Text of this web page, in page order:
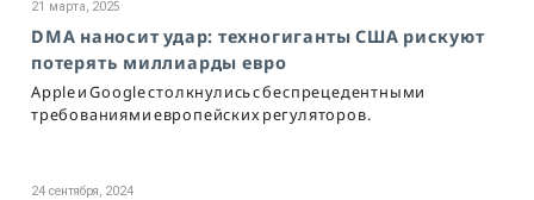
21 марта, 2025
DMA наносит удар: техногиганты США рискуют
потерять миллиарды евро
Apple и Google столкнулись с беспрецедентными
требованиями европейских регуляторов.
24 сентября, 2024